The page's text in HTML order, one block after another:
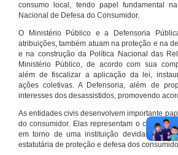
consumo local, tendo papel fundamental
Nacional de Defesa do Consumidor.
O Ministério Público e a Defensoria
atribuições, também atuam na proteção e na
e na construção da Política Nacional das
Ministério Público, de acordo com sua
além de fiscalizar a aplicação da lei,
ações coletivas. A Defensoria, além de
interesses dos desassistidos, promovendo
As entidades civis desenvolvem importante
do consumidor. Elas representam o conjunto
em torno de uma instituição devidamente
estatutária de proteção e defesa dos